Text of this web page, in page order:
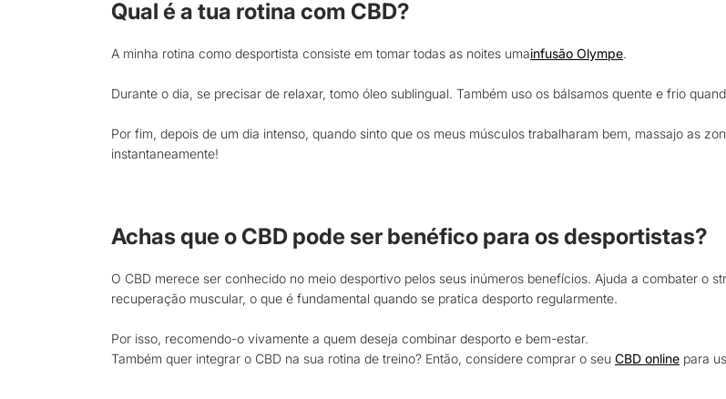
Qual é a tua rotina com CBD?
A minha rotina como desportista consiste em tomar todas as noites umainfusão Olympe.
Durante o dia, se precisar de relaxar, tomo óleo sublingual. Também uso os bálsamos quente e frio
Por fim, depois de um dia intenso, quando sinto que os meus músculos trabalharam bem, massajo as
instantaneamente!
Achas que o CBD pode ser benéfico para os desportistas?
O CBD merece ser conhecido no meio desportivo pelos seus inúmeros benefícios. Ajuda a combater o
recuperação muscular, o que é fundamental quando se pratica desporto regularmente.
Por isso, recomendo-o vivamente a quem deseja combinar desporto e bem-estar.
Também quer integrar o CBD na sua rotina de treino? Então, considere comprar o seu CBD online para